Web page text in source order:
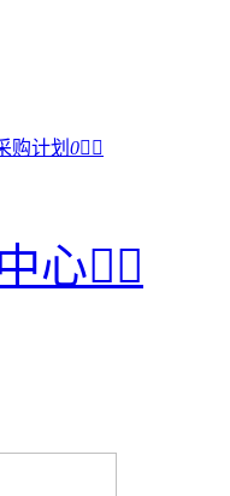
购计划 0 
心